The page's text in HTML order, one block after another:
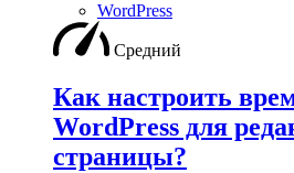
WordPress
Средний
Как настроить
WordPress для
страницы?